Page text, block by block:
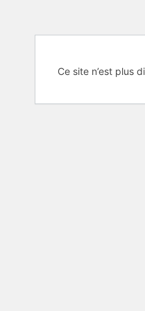
Ce site n’est plus